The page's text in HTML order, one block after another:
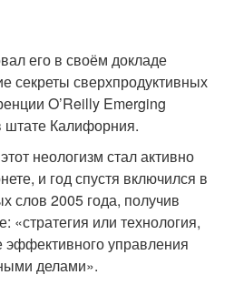
его в своём докладе
секреты сверхпродуктивных
O’Reilly Emerging
штате Калифорния.
неологизм стал активно
и год спустя включился в
слов 2005 года, получив
или технология,
управления
делами».